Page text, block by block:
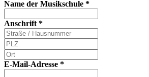
Name der Musikschule *
Anschrift *
E-Mail-Adresse *